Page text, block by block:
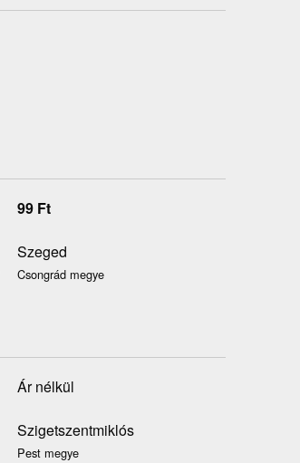
99 Ft
Szeged
Csongrád megye
Ár nélkül
Szigetszentmiklós
Pest megye